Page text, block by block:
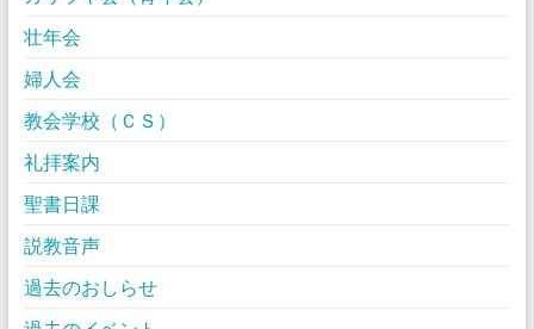
壮年会
婦人会
教会学校（ＣＳ）
礼拝案内
聖書日課
説教音声
過去のおしらせ